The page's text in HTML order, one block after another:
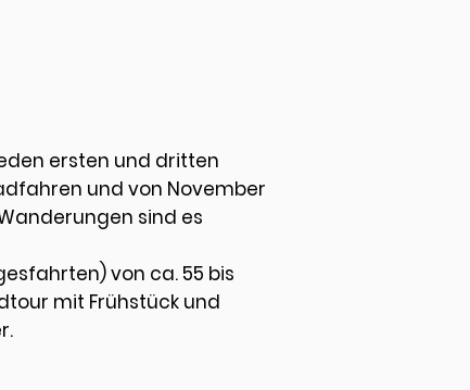
ersten und dritten
und von November
sind es
von ca. 55 bis
mit Frühstück und